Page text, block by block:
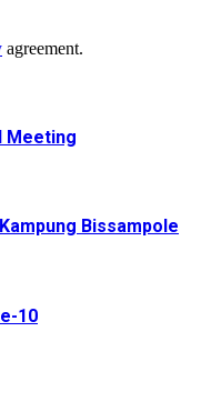
agreement.
Meeting
Bissampole
10